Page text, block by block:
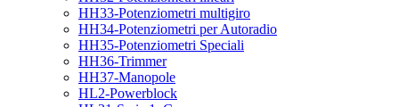
HH33-Potenziometri multigiro
HH34-Potenziometri per Autoradio
HH35-Potenziometri Speciali
HH36-Trimmer
HH37-Manopole
HL2-Powerblock